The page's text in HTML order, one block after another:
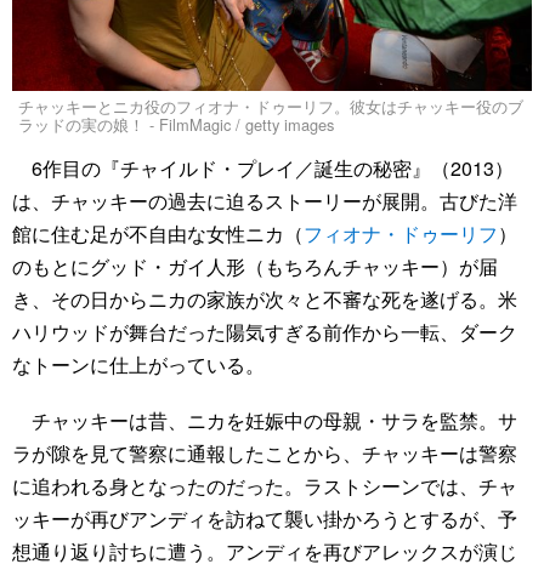
チャッキーとニカ役のフィオナ・ドゥーリフ。彼女はチャッキー役のブ
ラッドの実の娘！ - FilmMagic / getty images
6作目の『チャイルド・プレイ／誕生の秘密』（2013）
は、チャッキーの過去に迫るストーリーが展開。古びた洋
館に住む足が不自由な女性ニカ（フィオナ・ドゥーリフ）
のもとにグッド・ガイ人形（もちろんチャッキー）が届
き、その日からニカの家族が次々と不審な死を遂げる。米
ハリウッドが舞台だった陽気すぎる前作から一転、ダーク
なトーンに仕上がっている。
チャッキーは昔、ニカを妊娠中の母親・サラを監禁。サ
ラが隙を見て警察に通報したことから、チャッキーは警察
に追われる身となったのだった。ラストシーンでは、チャ
ッキーが再びアンディを訪ねて襲い掛かろうとするが、予
想通り返り討ちに遭う。アンディを再びアレックスが演じ